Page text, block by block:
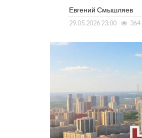
Евгений Смышляев
29.05.2026 23:00 364